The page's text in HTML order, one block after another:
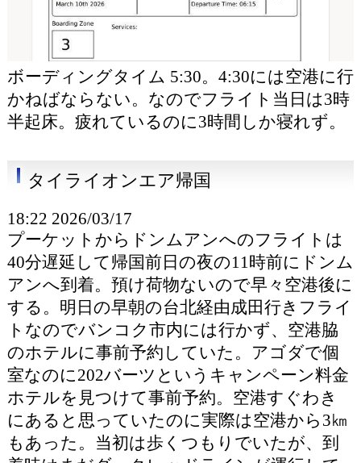
ボーディングタイム 5:30。4:30には空港に行
かねばならない。なのでフライト当日は3時
半起床。疲れているのに3時間しか寝れず。
タイライオンエア帰国
18:22 2026/03/17
プーケットからドンムアンへのフライトは
40分遅延して帰国前日の夜の11時前にドンム
アンへ到着。預け荷物ないので早々空港後に
する。明日の早朝の台北経由成田行きフライ
トなのでバンコク市内には行かず、空港脇
のホテルに事前予約していた。アゴダで個
室なのに202バーツというキャンペーン料金
ホテルを見つけて事前予約。空港すぐわき
にあると思っていたのに実際は空港から3㎞
もあった。当初は歩くつもりでいたが、到